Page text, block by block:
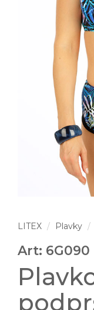
LITEX Plavky
Art: 6G090